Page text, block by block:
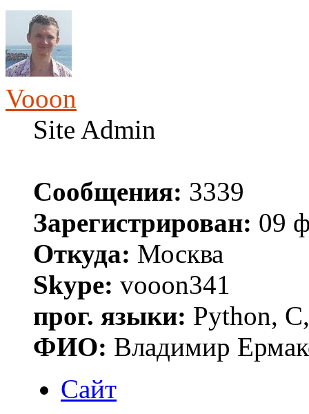
Vooon
Site Admin
Сообщения: 3339
Зарегистрирован: 09
Откуда: Москва
Skype: vooon341
прог. языки: Python,
ФИО: Владимир
Сайт